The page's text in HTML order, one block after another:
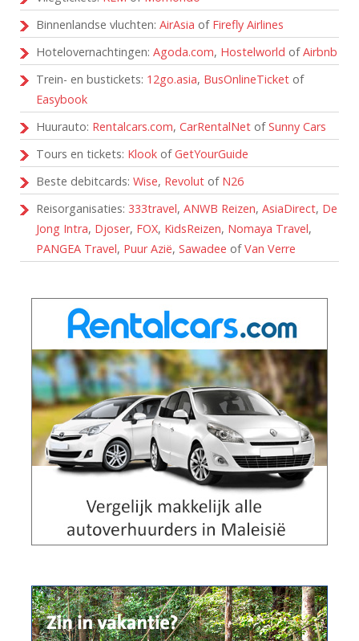
Binnenlandse vluchten: AirAsia of Firefly Airlines
Hotelovernachtingen: Agoda.com, Hostelworld ofAirbnb
Trein- en bustickets: 12go.asia, BusOnlineTicket of
Easybook
Huurauto: Rentalcars.com, CarRentalNet ofSunny Cars
Tours en tickets: Klook ofGetYourGuide
Beste debitcards: Wise, Revolut of N26
Reisorganisaties: 333travel, ANWB Reizen, AsiaDirect, De
Jong Intra, Djoser, FOX, KidsReizen, Nomaya Travel,
PANGEA Travel, Puur Azië, Sawadee ofVan Verre